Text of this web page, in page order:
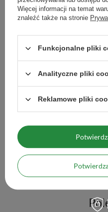
Herbata zielona Sencha 1 kg
62,00 zł
(62,00 zł / kg)
Ilość produktów
Więcej informacji na temat
znaleźć także na stronie
Funkcjonalne pliki
Analityczne pliki
Reklamowe pliki